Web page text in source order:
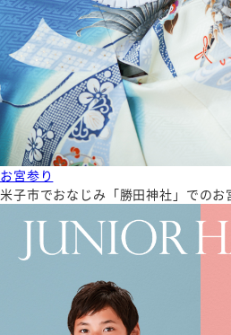
お宮参り
米子市でおなじみ「勝田神社」でのお